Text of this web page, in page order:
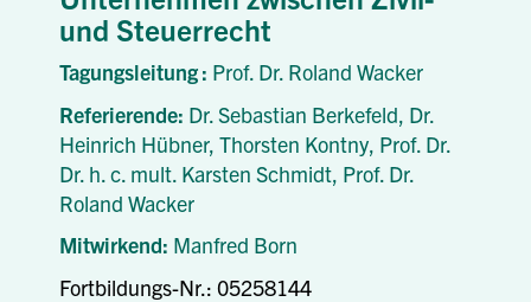
und Steuerrecht
Tagungsleitung : Prof. Dr. Roland Wacker
Referierende: Dr. Sebastian Berkefeld, Dr.
Heinrich Hübner, Thorsten Kontny, Prof. Dr.
Dr. h. c. mult. Karsten Schmidt, Prof. Dr.
Roland Wacker
Mitwirkend: Manfred Born
Fortbildungs-Nr.: 05258144